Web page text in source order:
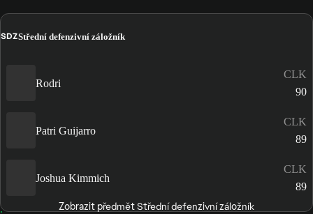
SDZStřední defenzivní záložník
Rodri
CLK
90
Patri Guijarro
CLK
89
Joshua Kimmich
CLK
89
Zobrazit předmět Střední defenzivní záložník